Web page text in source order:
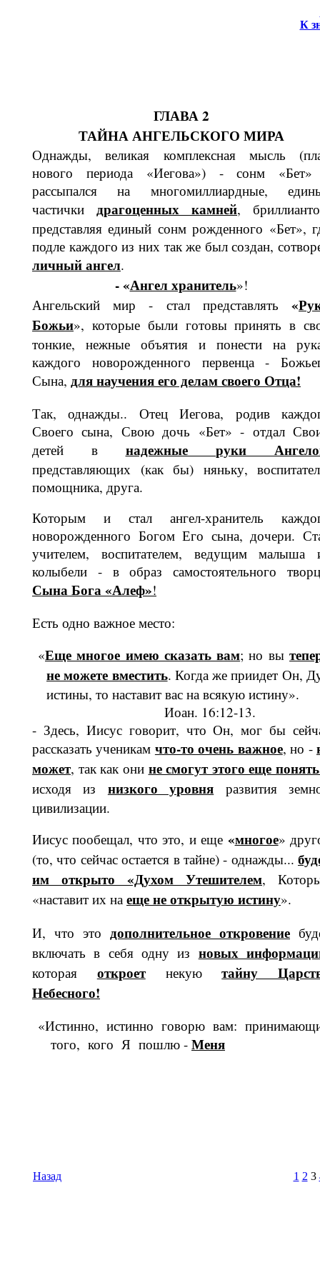
К
ГЛАВА 2
ТАЙНА АНГЕЛЬСКОГО МИРА
Однажды, великая комплексная мысль
нового периода «Иегова») - сонм
рассыпался на многомиллиард­ные,
частички драгоценных камней,
представляя еди­ный сонм рожденного «Бет»,
подле каждого из них так же был создан,
личный ангел.
- «Ангел хранитель»!
Ангельский мир - стал представлять «
Божьи», которые были готовы принять в
тонкие, нежные объятия и понести на
каждого новорож­денного первенца -
Сына, для научения его делам своего Отца!
Так, однажды.. Отец Иегова, родив
Своего сына, Свою дочь «Бет» - отдал
детей в надежныеруки
представляющих (как бы) няньку,
помощника, друга.
Которым и стал ангел-хранитель
новорожденного Богом Его сына, дочери.
учителем, воспитателем, ве­дущим малыша
колыбели - в образ самостоятельного
Сына Бога «Алеф»!
Есть одно важное место:
«Еще многое имею сказать вам; но вы
не можете вместить. Когда же приидет Он,
истины, то наставит вас на всякую истину».
Иоан. 16:12-13.
- Здесь, Иисус говорит, что Он, мог бы
рассказать ученикам что-то очень важное, но -
может, так как они не смогут этого еще
исходя из низкого уровня развития
цивилизации.
Иисус пообещал, что это, и еще «мно­гое»
(то, что сейчас остается в тайне) - однажды...
им открыто «Духом Утешителем,
«наста­вит их на еще не открытую истину».
И, что это дополнительное откро­вение
включать в себя одну из новых
которая откроетнекуютайну
Небесного!
«Истинно, истинно говорю вам:
того, кого Я пошлю - Меня
Назад 1 2 3